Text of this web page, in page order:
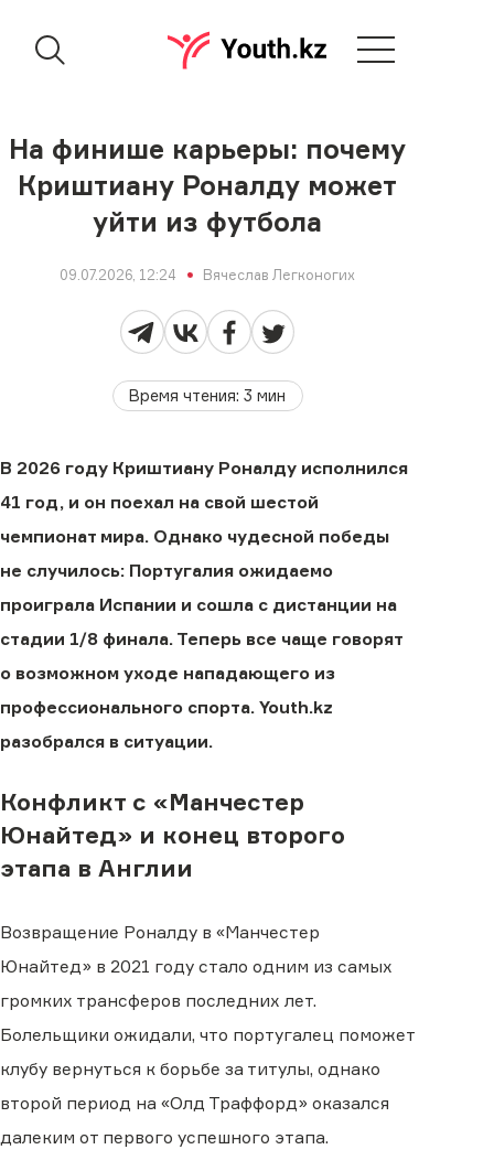
На финише карьеры: почему
Криштиану Роналду может
уйти из футбола
09.07.2026, 12:24 Вячеслав Легконогих
Время чтения:3 мин
В 2026 году Криштиану Роналду исполнился
41 год, и он поехал на свой шестой
чемпионат мира. Однако чудесной победы
не случилось: Португалия ожидаемо
проиграла Испании и сошла с дистанции на
стадии 1/8 финала. Теперь все чаще говорят
о возможном уходе нападающего из
профессионального спорта. Youth.kz
разобрался в ситуации.
Конфликт с «Манчестер
Юнайтед» и конец второго
этапа в Англии
Возвращение Роналду в «Манчестер
Юнайтед» в 2021 году стало одним из самых
громких трансферов последних лет.
Болельщики ожидали, что португалец поможет
клубу вернуться к борьбе за титулы, однако
второй период на «Олд Траффорд» оказался
далеким от первого успешного этапа.